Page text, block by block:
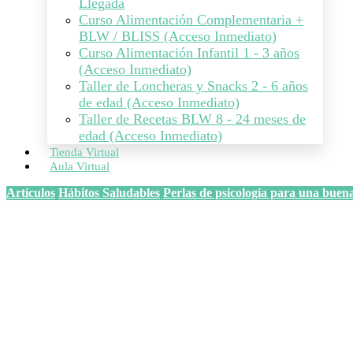
Llegada
Curso Alimentación Complementaria +
BLW / BLISS (Acceso Inmediato)
Curso Alimentación Infantil 1 - 3 años
(Acceso Inmediato)
Taller de Loncheras y Snacks 2 - 6 años
de edad (Acceso Inmediato)
Taller de Recetas BLW 8 - 24 meses de
edad (Acceso Inmediato)
Tienda Virtual
Aula Virtual
Artículos Hábitos Saludables Perlas de psicología para una